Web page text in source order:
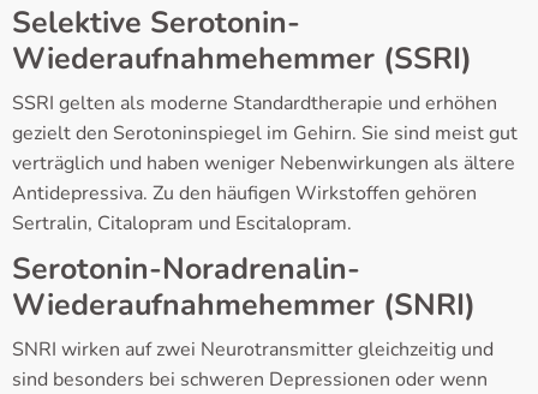
Selektive Serotonin-
Wiederaufnahmehemmer (SSRI)
SSRI gelten als moderne Standardtherapie und erhöhen
gezielt den Serotoninspiegel im Gehirn. Sie sind meist gut
verträglich und haben weniger Nebenwirkungen als ältere
Antidepressiva. Zu den häufigen Wirkstoffen gehören
Sertralin, Citalopram und Escitalopram.
Serotonin-Noradrenalin-
Wiederaufnahmehemmer (SNRI)
SNRI wirken auf zwei Neurotransmitter gleichzeitig und
sind besonders bei schweren Depressionen oder wenn